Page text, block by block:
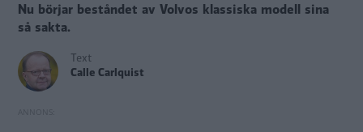
Nu börjar beståndet av Volvos klassiska modell sina
så sakta.
Text
Calle Carlquist